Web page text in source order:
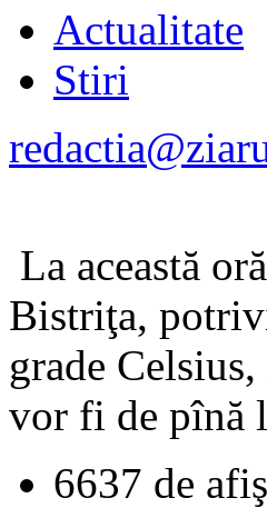
Actualitate
Stiri
La această
Bistriţa,
grade
vor fi de pînă
6637 de